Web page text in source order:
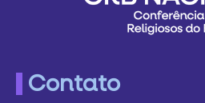
Contato